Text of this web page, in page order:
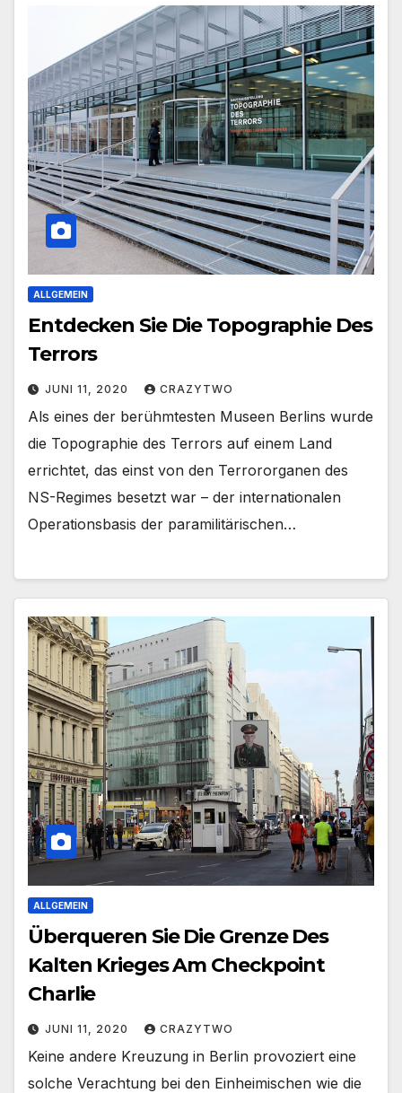
ALLGEMEIN
Entdecken Sie Die Topographie Des
Terrors
JUNI 11, 2020 CRAZYTWO
Als eines der berühmtesten Museen Berlins wurde
die Topographie des Terrors auf einem Land
errichtet, das einst von den Terrororganen des
NS-Regimes besetzt war – der internationalen
Operationsbasis der paramilitärischen…
ALLGEMEIN
Überqueren Sie Die Grenze Des
Kalten Krieges Am Checkpoint
Charlie
JUNI 11, 2020 CRAZYTWO
Keine andere Kreuzung in Berlin provoziert eine
solche Verachtung bei den Einheimischen wie die